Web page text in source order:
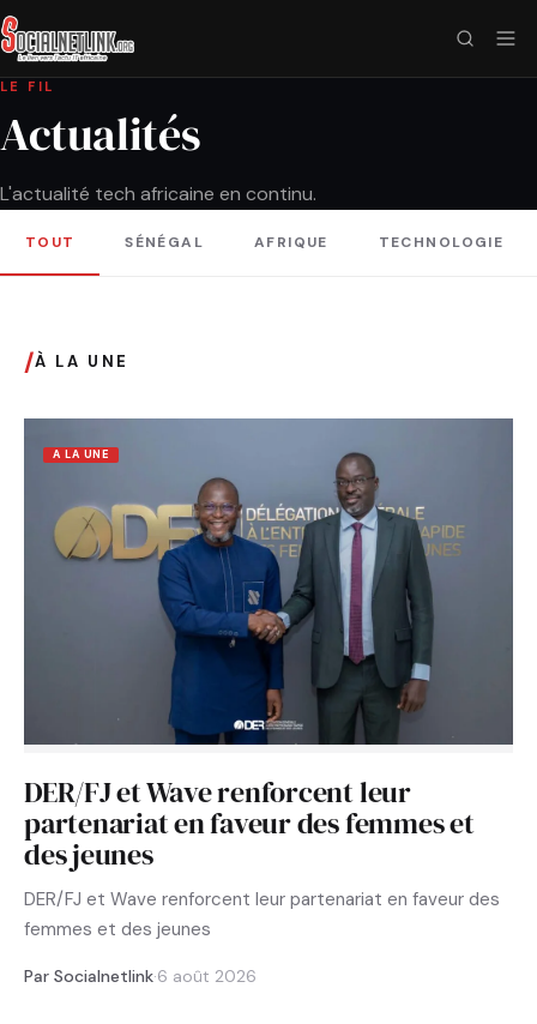
LE FIL
Actualités
L'actualité tech africaine en continu.
TOUT SÉNÉGAL AFRIQUE TECHNOLOGIE
/À LA UNE
A LA UNE
DER/FJ et Wave renforcent leur
partenariat en faveur des femmes et
des jeunes
DER/FJ et Wave renforcent leur partenariat en faveur des
femmes et des jeunes
Par Socialnetlink·6 août 2026